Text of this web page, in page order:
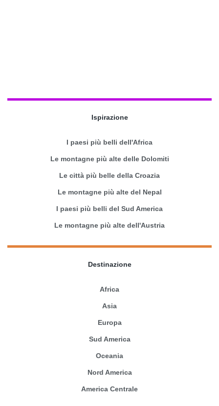
Ispirazione
I paesi più belli dell'Africa
Le montagne più alte delle Dolomiti
Le città più belle della Croazia
Le montagne più alte del Nepal
I paesi più belli del Sud America
Le montagne più alte dell'Austria
Destinazione
Africa
Asia
Europa
Sud America
Oceania
Nord America
America Centrale